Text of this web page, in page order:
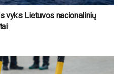
vyks Lietuvos nacionalinių